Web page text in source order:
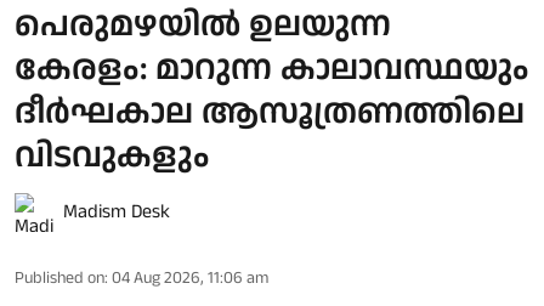
പെരുമഴയിൽ ഉലയുന്ന
കേരളം: മാറുന്ന കാലാവസ്ഥയും
ദീർഘകാല ആസൂത്രണത്തിലെ
വിടവുകളും
Madism Desk
Published on: 04 Aug 2026, 11:06 am